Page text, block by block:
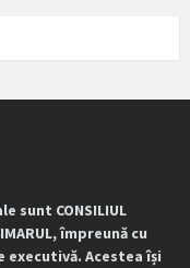
sunt CONSILIUL
împreună cu
Acestea își